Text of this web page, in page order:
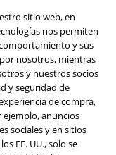
sitio web, en
nos permiten
y sus
nosotros, mientras
y nuestros socios
y seguridad de
de compra,
ejemplo, anuncios
sociales y en sitios
EE. UU., solo se